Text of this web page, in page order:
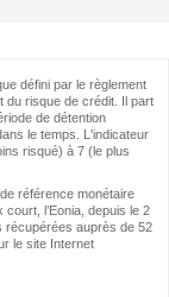
défini par le règlement
du risque de crédit. Il part
de détention
le temps. L'indicateur
risqué) à 7 (le plus
référence monétaire
l’Eonia, depuis le 2
récupérées auprès de 52
le site Internet